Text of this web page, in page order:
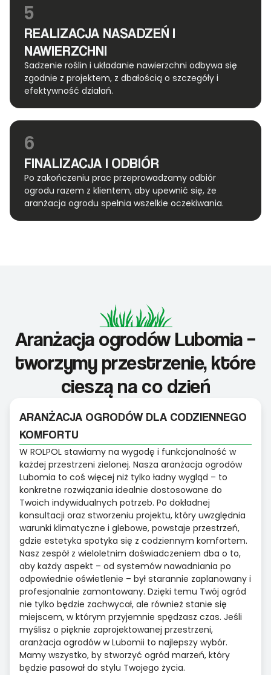
5
REALIZACJA NASADZEŃ I
NAWIERZCHNI
Sadzenie roślin i układanie nawierzchni odbywa się
zgodnie z projektem, z dbałością o szczegóły i
efektywność działań.
6
FINALIZACJA I ODBIÓR
Po zakończeniu prac przeprowadzamy odbiór
ogrodu razem z klientem, aby upewnić się, że
aranżacja ogrodu spełnia wszelkie oczekiwania.
Aranżacja ogrodów Lubomia –
tworzymy przestrzenie, które
cieszą na co dzień
ARANŻACJA OGRODÓW DLA CODZIENNEGO
KOMFORTU
W ROLPOL stawiamy na wygodę i funkcjonalność w
każdej przestrzeni zielonej. Nasza aranżacja ogrodów
Lubomia to coś więcej niż tylko ładny wygląd – to
konkretne rozwiązania idealnie dostosowane do
Twoich indywidualnych potrzeb. Po dokładnej
konsultacji oraz stworzeniu projektu, który uwzględnia
warunki klimatyczne i glebowe, powstaje przestrzeń,
gdzie estetyka spotyka się z codziennym komfortem.
Nasz zespół z wieloletnim doświadczeniem dba o to,
aby każdy aspekt – od systemów nawadniania po
odpowiednie oświetlenie – był starannie zaplanowany i
profesjonalnie zamontowany. Dzięki temu Twój ogród
nie tylko będzie zachwycał, ale również stanie się
miejscem, w którym przyjemnie spędzasz czas. Jeśli
myślisz o pięknie zaprojektowanej przestrzeni,
aranżacja ogrodów w Lubomii to najlepszy wybór.
Mamy wszystko, by stworzyć ogród marzeń, który
będzie pasował do stylu Twojego życia.